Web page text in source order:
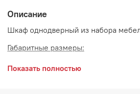
Описание
Шкаф однодверный из набора
Габаритные размеры:
длина 566 мм
Показать полностью